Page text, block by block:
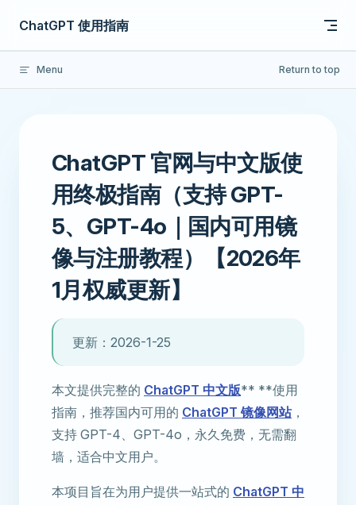
Skip to content
ChatGPT 使用指南
Menu Return to top
ChatGPT 官网与中文版使
用终极指南（支持 GPT-
5、GPT-4o｜国内可用镜
像与注册教程）【2026年
1月权威更新】
更新：2026-1-25
本文提供完整的 ChatGPT 中文版** **使用
指南，推荐国内可用的 ChatGPT 镜像网站，
支持 GPT-4、GPT-4o，永久免费，无需翻
墙，适合中文用户。
本项目旨在为用户提供一站式的 ChatGPT 中